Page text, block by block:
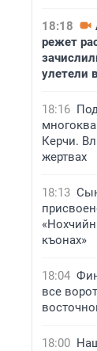
18:18
режет
улетели
18:16
Керчи.
жертвах
18:13
къонах»
18:04
все
18:00